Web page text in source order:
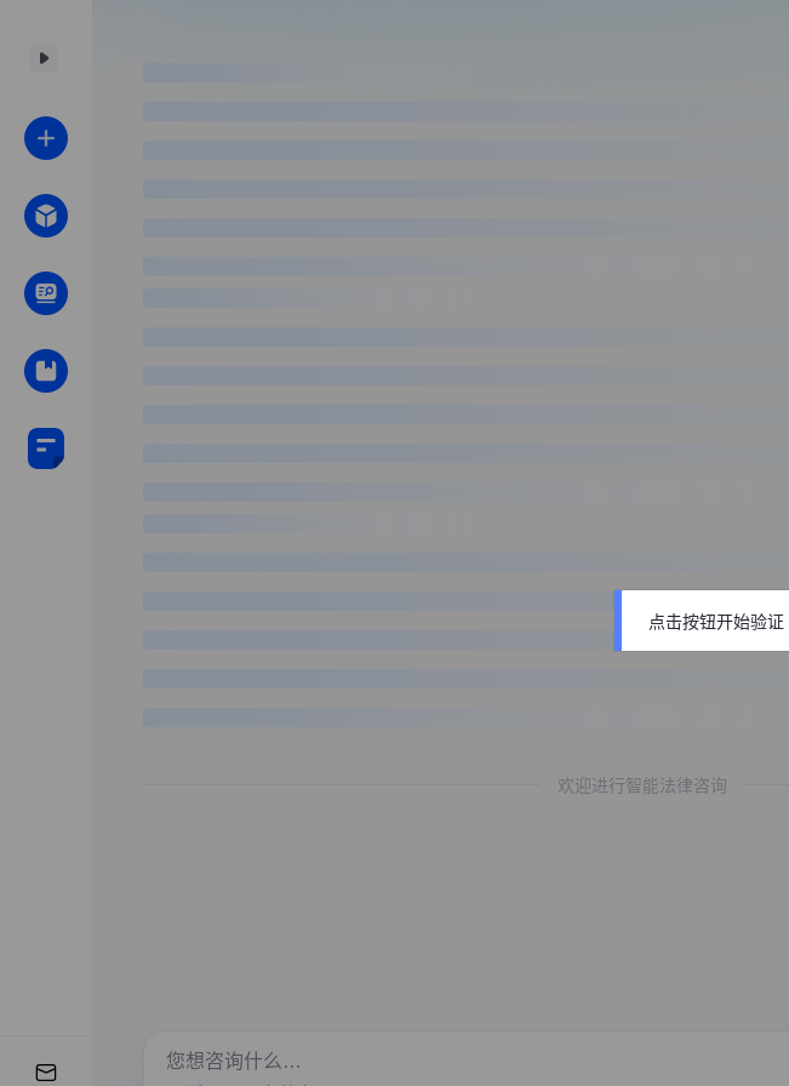
欢迎进行智能法律咨询
点击按钮开始验证